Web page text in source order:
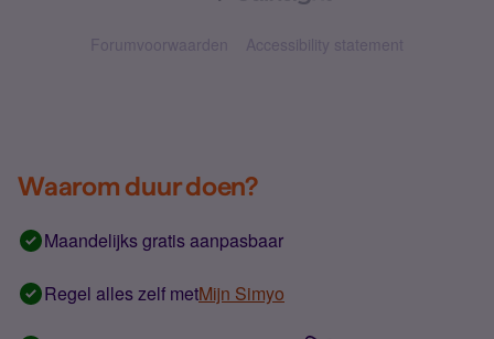
Forumvoorwaarden Accessibility statement
Waarom duur doen?
Maandelijks gratis aanpasbaar
Regel alles zelf metMijn Simyo